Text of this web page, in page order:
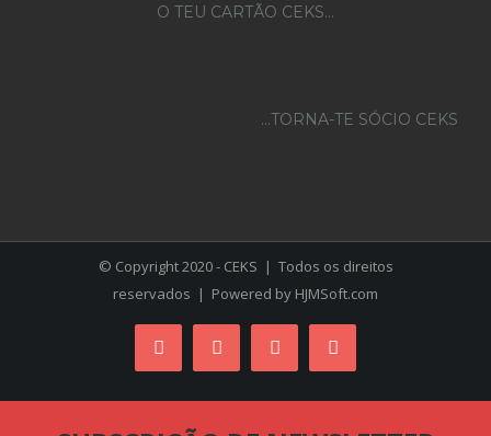
O TEU CARTÃO CEKS…
...TORNA-TE SÓCIO CEKS
© Copyright 2020 - CEKS | Todos os direitos
reservados | Powered by HJMSoft.com
FacebookInstagramYouTubeSkype